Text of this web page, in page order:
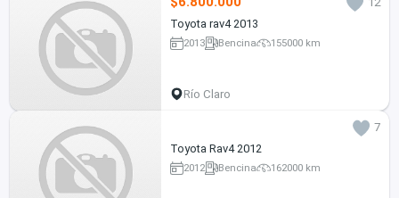
Toyota rav4 2013
2013 Bencina 155000 km
Río Claro
7
Toyota Rav4 2012
2012 Bencina 162000 km